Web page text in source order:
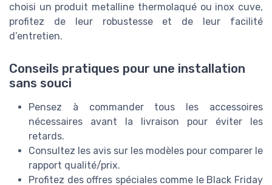
choisi un produit metalline thermolaqué ou inox cuve,
profitez de leur robustesse et de leur facilité
d’entretien.
Conseils pratiques pour une installation
sans souci
Pensez à commander tous les accessoires
nécessaires avant la livraison pour éviter les
retards.
Consultez les avis sur les modèles pour comparer le
rapport qualité/prix.
Profitez des offres spéciales comme le Black Friday